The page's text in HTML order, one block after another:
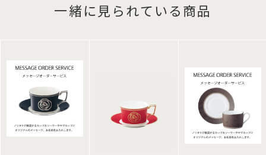
一緒に見られている商品